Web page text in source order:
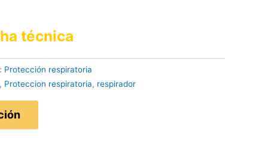
técnica
Protección respiratoria
, Proteccion respiratoria, respirador